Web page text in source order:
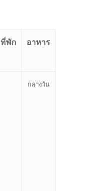
ที่พัก อาหาร
กลางวัน